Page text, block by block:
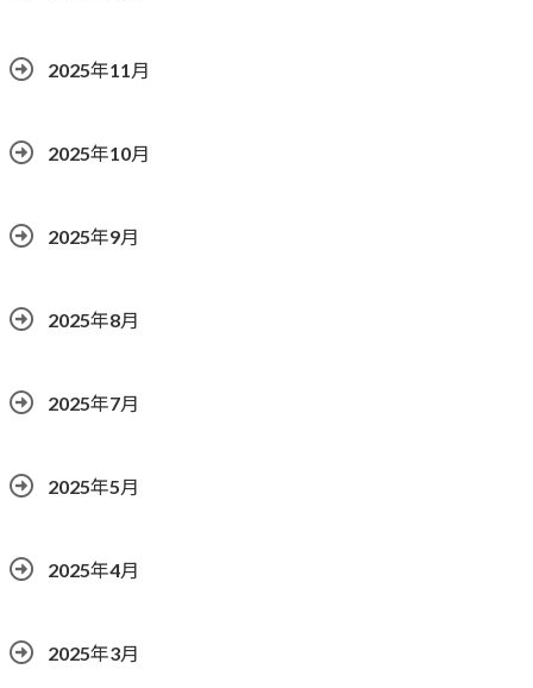
2025年11月
2025年10月
2025年9月
2025年8月
2025年7月
2025年5月
2025年4月
2025年3月